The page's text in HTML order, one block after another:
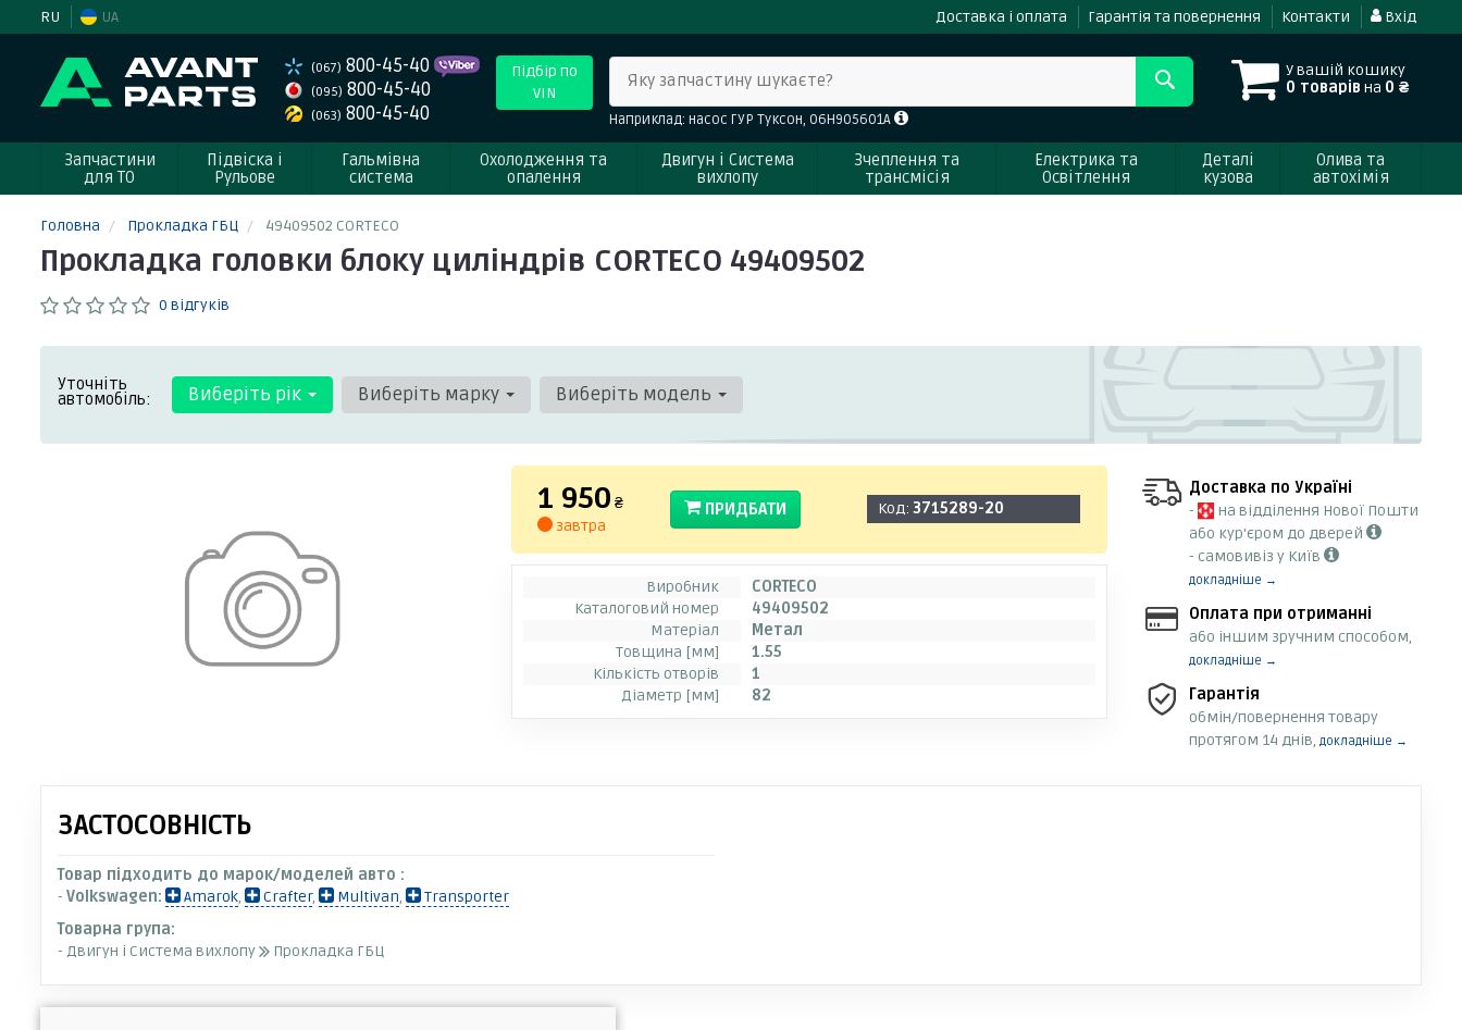
RU UA Доставка і оплата Гарантія та повернення Контакти Вхід
(067) 800-45-40
(095) 800-45-40
(063) 800-45-40
Підбір по
VIN
У вашій кошику
0 товарів на 0 ₴
Яку запчастину шукаєте?
Наприклад: насос ГУР Туксон, 06H905601A
Запчастини
для ТО
Підвіска і
Рульове
Гальмівна
система
Охолодження та
опалення
Двигун і Система
вихлопу
Зчеплення та
трансмісія
Електрика та
Освітлення
Деталі
кузова
Олива та
автохімія
Головна Прокладка ГБЦ 49409502 CORTECO
Прокладка головки блоку циліндрів CORTECO 49409502
0 відгуків
Уточніть
автомобіль: Виберіть рік Виберіть марку Виберіть модель
1 950 ₴
завтра
ПРИДБАТИ Код:3715289-20
Виробник
CORTECO
Каталоговий номер
49409502
Матеріал
Метал
Товщина [мм]
1.55
Кількість отворів
1
Діаметр [мм]
82
Доставка по Україні
-
на відділення Нової Пошти
або кур'єром до дверей
- самовивіз у Київ
докладніше →
Оплата при отриманні
або іншим зручним способом,
докладніше →
Гарантія
обмін/повернення товару
протягом 14 днів,докладніше →
ЗАСТОСОВНІСТЬ
Товар підходить до марок/моделей авто :
- Volkswagen: Amarok, Crafter, Multivan,
Transporter
Товарна група:
- Двигун і Система вихлопу
Прокладка ГБЦ